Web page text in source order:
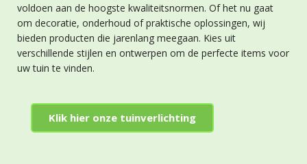
voldoen aan de hoogste kwaliteitsnormen. Of het nu gaat
om decoratie, onderhoud of praktische oplossingen, wij
bieden producten die jarenlang meegaan. Kies uit
verschillende stijlen en ontwerpen om de perfecte items voor
uw tuin te vinden.
Klik hier onze tuinverlichting